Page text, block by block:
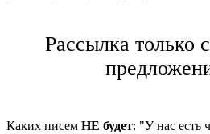
Рассылка только
Каких писем НЕ будет: "У нас есть